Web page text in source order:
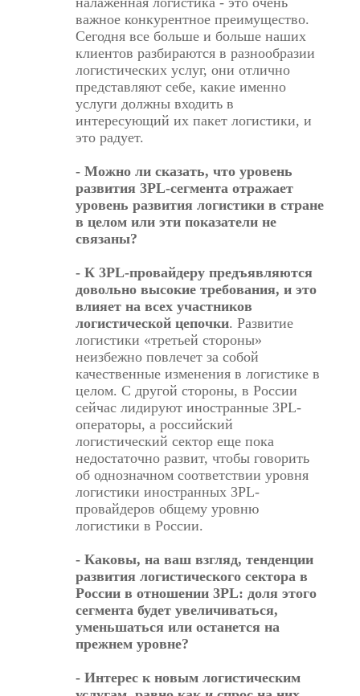
важное конкурентное преимущество.
Сегодня все больше и больше наших
клиентов разбираются в разнообразии
логистических услуг, они отлично
представляют себе, какие именно
услуги должны входить в
интересующий их пакет логистики, и
это радует.
- Можно ли сказать, что уровень
развития 3PL-сегмента отражает
уровень развития логистики в стране
в целом или эти показатели не
связаны?
- К 3PL-провайдеру предъявляются
довольно высокие требования, и это
влияет на всех участников
логистической цепочки. Развитие
логистики «третьей стороны»
неизбежно повлечет за собой
качественные изменения в логистике в
целом. С другой стороны, в России
сейчас лидируют иностранные 3PL-
операторы, а российский
логистический сектор еще пока
недостаточно развит, чтобы говорить
об однозначном соответствии уровня
логистики иностранных 3PL-
провайдеров общему уровню
логистики в России.
- Каковы, на ваш взгляд, тенденции
развития логистического сектора в
России в отношении 3PL: доля этого
сегмента будет увеличиваться,
уменьшаться или останется на
прежнем уровне?
- Интерес к новым логистическим